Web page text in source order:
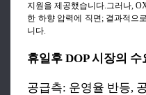
지원을 제공했습니다.그러나,
한 하향 압력에 직면; 결과적으
니다.
휴일후 DOP 시장의 수
공급측: 운영율 반등,